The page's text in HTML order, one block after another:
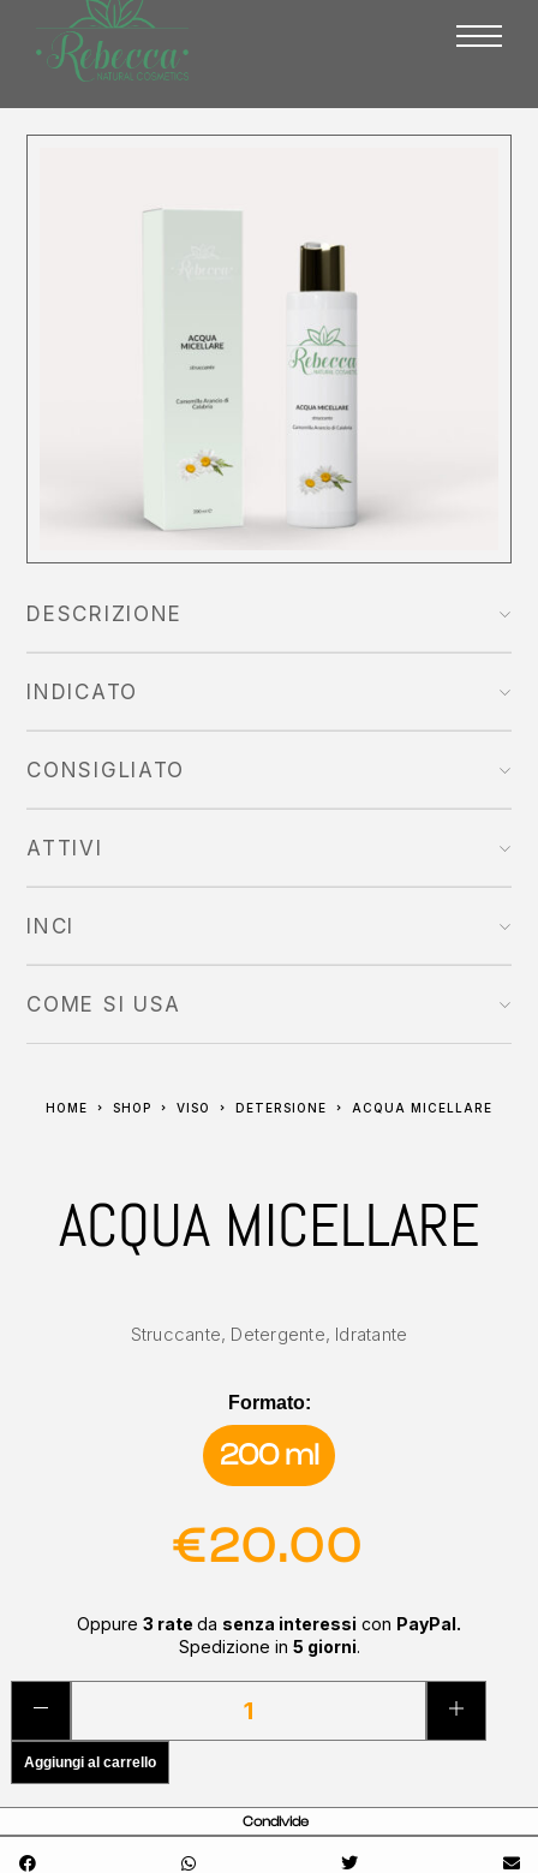
HOME SHOP VISO DETERSIONE ACQUA MICELLARE
ACQUA MICELLARE
Struccante, Detergente, Idratante
Formato:
200 ml
€20.00
Oppure 3 rate da senza interessi con PayPal.
Spedizione in 5 giorni.
Aggiungi al carrello
Condivide
DESCRIZIONE
INDICATO
CONSIGLIATO
ATTIVI
INCI
COME SI USA